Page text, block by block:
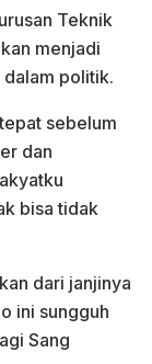
Teknik
menjadi
politik.
sebelum
dan
bisa tidak
dari janjinya
ini sungguh
Sang